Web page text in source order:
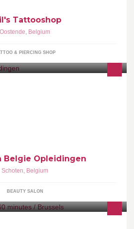
Tattooshop
Oostende, Belgium
& PIERCING SHOP
Belgie Opleidingen
Schoten, Belgium
BEAUTY SALON